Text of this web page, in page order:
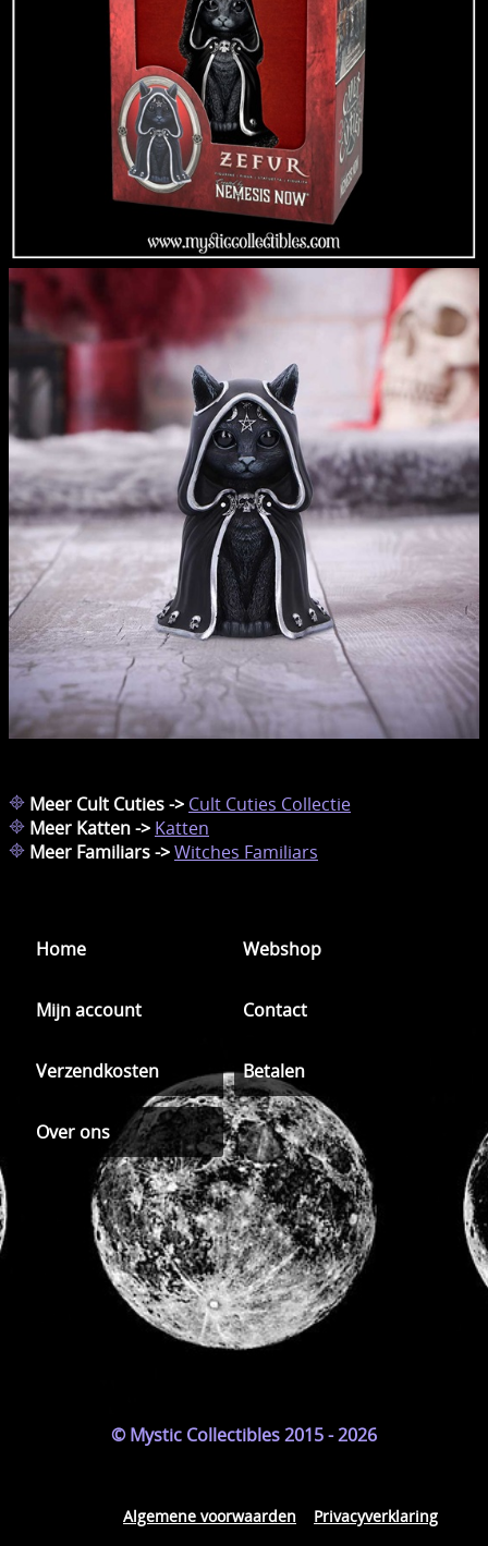
Meer Cult Cuties -> Cult Cuties Collectie
Meer Katten -> Katten
Meer Familiars ->Witches Familiars
Home Webshop
Mijn account Contact
Verzendkosten Betalen
Over ons
© Mystic Collectibles 2015 - 2026
Algemene voorwaarden Privacyverklaring